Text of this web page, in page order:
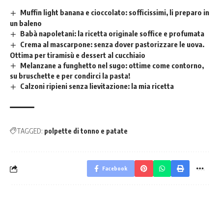
Muffin light banana e cioccolato: sofficissimi, li preparo in
un baleno
Babà napoletani: la ricetta originale soffice e profumata
Crema al mascarpone: senza dover pastorizzare le uova.
Ottima per tiramisù e dessert al cucchiaio
Melanzane a funghetto nel sugo: ottime come contorno,
su bruschette e per condirci la pasta!
Calzoni ripieni senza lievitazione: la mia ricetta
TAGGED: polpette di tonno e patate
Facebook